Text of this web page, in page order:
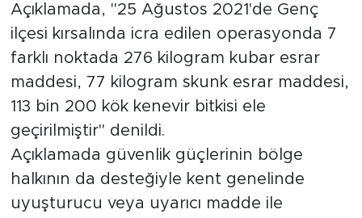
Açıklamada, "25 Ağustos 2021'de Genç
ilçesi kırsalında icra edilen operasyonda 7
farklı noktada 276 kilogram kubar esrar
maddesi, 77 kilogram skunk esrar maddesi,
113 bin 200 kök kenevir bitkisi ele
geçirilmiştir" denildi.
Açıklamada güvenlik güçlerinin bölge
halkının da desteğiyle kent genelinde
uyuşturucu veya uyarıcı madde ile